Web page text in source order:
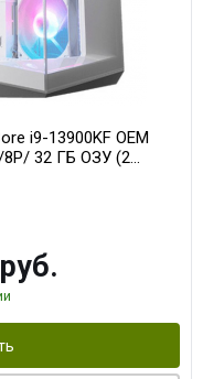
i9-13900KF OEM
8P/ 32 ГБ ОЗУ (2
OC 16GB GDDR6